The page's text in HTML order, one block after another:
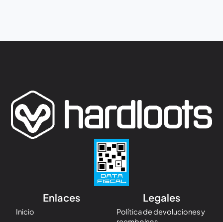
Enlaces
Inicio
Legales
Política de devoluciones y